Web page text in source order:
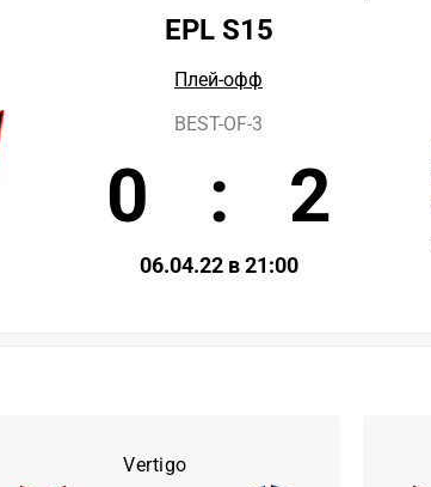
EPL S15
Плей-офф
BEST-OF-3
0 : 2
06.04.22 в 21:00
Vertigo